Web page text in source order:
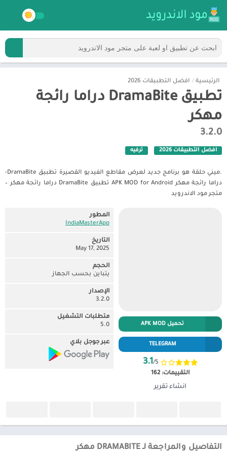
الرئيسية / افضل التطبيقات 2026
تطبيق DramaBite دراما رائجة
مهكر
3.2.0
افضل التطبيقات 2026 ترفيه
.ميني حلقة هو برنامج جديد لعرض مقاطع الفيديو القصيرة تطبيق DramaBite-
دراما رائجة مهكر APK MOD for Android تطبيق DramaBite دراما رائجة مهكر –
متجر مود الاندرويد
تحميل APK MOD
TELEGRAM
3.1/5
التقييمات: 162
انشاء تقرير
المطور
IndiaMasterApp‏
التاريخ
May 17, 2025
الحجم
يتباين بحسب الجهاز
الإصدار
3.2.0
متطلبات التشغيل
5.0
عبر جوجل بلاي
التفاصيل والمراجعة لـ DRAMABITE مهكر